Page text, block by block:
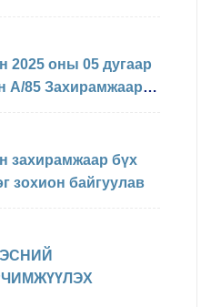
2025 оны 05 дугаар
А/85 Захирамжаар
захирамжаар бүх
зохион байгуулав